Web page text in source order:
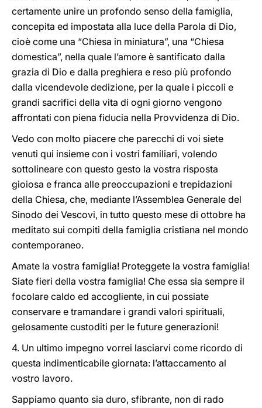
certamente unire un profondo senso della famiglia,
concepita ed impostata alla luce della Parola di Dio,
cioè come una “Chiesa in miniatura”, una “Chiesa
domestica”, nella quale l’amore è santificato dalla
grazia di Dio e dalla preghiera e reso più profondo
dalla vicendevole dedizione, per la quale i piccoli e
grandi sacrifici della vita di ogni giorno vengono
affrontati con piena fiducia nella Provvidenza di Dio.
Vedo con molto piacere che parecchi di voi siete
venuti qui insieme con i vostri familiari, volendo
sottolineare con questo gesto la vostra risposta
gioiosa e franca alle preoccupazioni e trepidazioni
della Chiesa, che, mediante l’Assemblea Generale del
Sinodo dei Vescovi, in tutto questo mese di ottobre ha
meditato sui compiti della famiglia cristiana nel mondo
contemporaneo.
Amate la vostra famiglia! Proteggete la vostra famiglia!
Siate fieri della vostra famiglia! Che essa sia sempre il
focolare caldo ed accogliente, in cui possiate
conservare e tramandare i grandi valori spirituali,
gelosamente custoditi per le future generazioni!
4. Un ultimo impegno vorrei lasciarvi come ricordo di
questa indimenticabile giornata: l’attaccamento al
vostro lavoro.
Sappiamo quanto sia duro, sfibrante, non di rado